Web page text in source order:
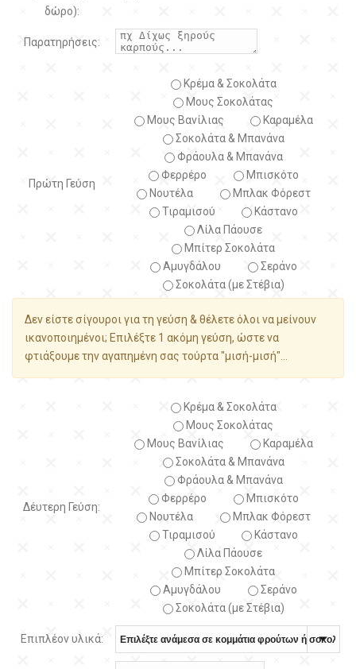
δώρο):
Παρατηρήσεις:
Πρώτη Γεύση
Κρέμα & Σοκολάτα
Μους Σοκολάτας
Μους Βανίλιας
Καραμέλα
Σοκολάτα & Μπανάνα
Φράουλα & Μπανάνα
Φερρέρο
Μπισκότο
Νουτέλα
Μπλακ Φόρεστ
Τιραμισού
Κάστανο
Λίλα Πάουσε
Μπίτερ Σοκολάτα
Αμυγδάλου
Σεράνο
Σοκολάτα (με Στέβια)
Δεν είστε σίγουροι για τη γεύση & θέλετε όλοι να μείνουν
ικανοποιημένοι; Επιλέξτε 1 ακόμη γεύση, ώστε να
φτιάξουμε την αγαπημένη σας τούρτα "μισή-μισή"...
Δέυτερη Γεύση:
Κρέμα & Σοκολάτα
Μους Σοκολάτας
Μους Βανίλιας
Καραμέλα
Σοκολάτα & Μπανάνα
Φράουλα & Μπανάνα
Φερρέρο
Μπισκότο
Νουτέλα
Μπλακ Φόρεστ
Τιραμισού
Κάστανο
Λίλα Πάουσε
Μπίτερ Σοκολάτα
Αμυγδάλου
Σεράνο
Σοκολάτα (με Στέβια)
Επιπλέον υλικά: